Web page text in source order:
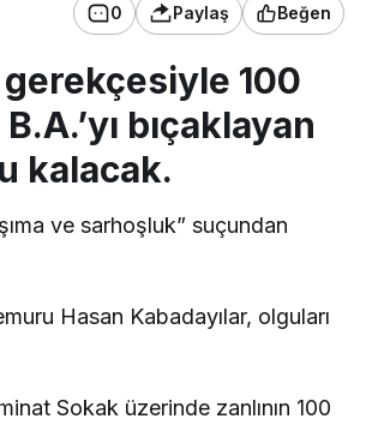
0 Paylaş Beğen
100
bıçaklayan
kalacak.
ve sarhoşluk” suçundan
Hasan Kabadayılar, olguları
Sokak üzerinde zanlının 100